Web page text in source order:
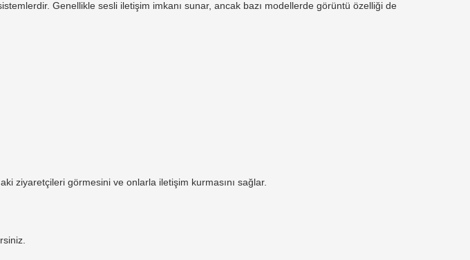
Genellikle sesli iletişim imkanı sunar, ancak bazı modellerde görüntü özelliği de
ziyaretçileri görmesini ve onlarla iletişim kurmasını sağlar.